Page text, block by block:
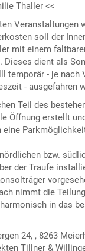
Thaller <<
Veranstaltungen
soll der
mit einem
Dieses dient als
temporär - je nach
- ausgefahren
Teil des
Öffnung erstellt
eine
bzw.
der Traufe
nimmt die
in das
24, , 8263
Tillner &